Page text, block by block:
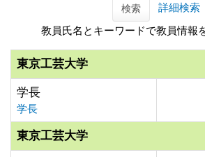
検索
詳細検索
教員氏名とキーワードで教員情報
東京工芸大学
学長
学長
東京工芸大学